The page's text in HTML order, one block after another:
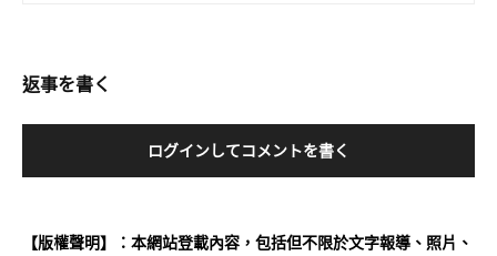
返事を書く
ログインしてコメントを書く
【版權聲明】：本網站登載內容，包括但不限於文字報導、照片、